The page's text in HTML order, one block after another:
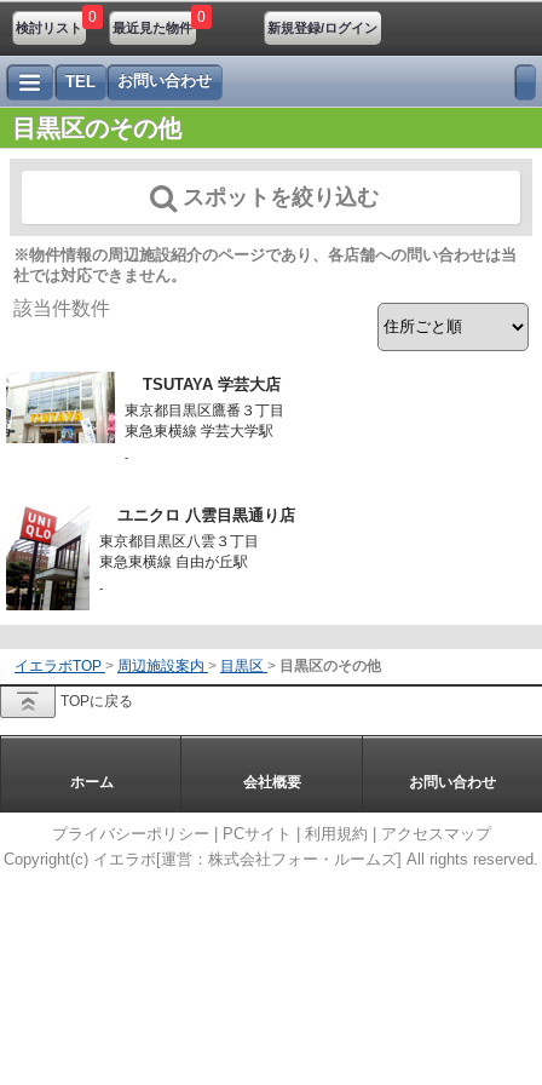
検討リスト
0
最近見た物件
0
新規登録/ログイン
TEL お問い合わせ
目黒区のその他
スポットを絞り込む
※物件情報の周辺施設紹介のページであり、各店舗への問い合わせは当
社では対応できません。
該当件数件
TSUTAYA 学芸大店
東京都目黒区鷹番３丁目
東急東横線 学芸大学駅
-
ユニクロ 八雲目黒通り店
東京都目黒区八雲３丁目
東急東横線 自由が丘駅
-
イエラボTOP > 周辺施設案内 > 目黒区 > 目黒区のその他
TOPに戻る
ホーム 会社概要 お問い合わせ
プライバシーポリシー PCサイト 利用規約
アクセスマップ
Copyright(c) イエラボ[運営：株式会社フォー・ルームズ] All rights reserved.